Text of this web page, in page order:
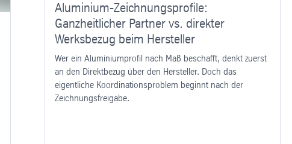
Aluminium-Zeichnungsprofile:
Ganzheitlicher Partner vs. direkter
Werksbezug beim Hersteller
Wer ein Aluminiumprofil nach Maß beschafft, denkt zuerst
an den Direktbezug über den Hersteller. Doch das
eigentliche Koordinationsproblem beginnt nach der
Zeichnungsfreigabe.